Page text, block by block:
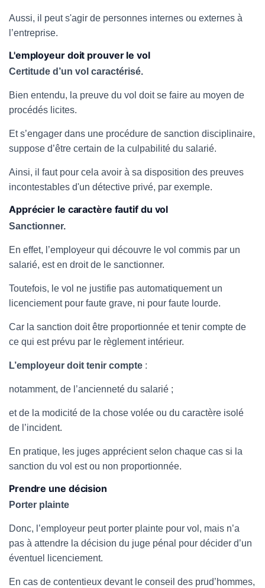
Aussi, il peut s'agir de personnes internes ou externes à
l’entreprise.
L'employeur doit prouver le vol
Certitude d’un vol caractérisé.
Bien entendu, la preuve du vol doit se faire au moyen de
procédés licites.
Et s’engager dans une procédure de sanction disciplinaire,
suppose d’être certain de la culpabilité du salarié.
Ainsi, il faut pour cela avoir à sa disposition des preuves
incontestables d'un détective privé, par exemple.
Apprécier le caractère fautif du vol
Sanctionner.
En effet, l’employeur qui découvre le vol commis par un
salarié, est en droit de le sanctionner.
Toutefois, le vol ne justifie pas automatiquement un
licenciement pour faute grave, ni pour faute lourde.
Car la sanction doit être proportionnée et tenir compte de
ce qui est prévu par le règlement intérieur.
L’employeur doit tenir compte :
notamment, de l’ancienneté du salarié ;
et de la modicité de la chose volée ou du caractère isolé
de l’incident.
En pratique, les juges apprécient selon chaque cas si la
sanction du vol est ou non proportionnée.
Prendre une décision
Porter plainte
Donc, l’employeur peut porter plainte pour vol, mais n’a
pas à attendre la décision du juge pénal pour décider d’un
éventuel licenciement.
En cas de contentieux devant le conseil des prud’hommes,